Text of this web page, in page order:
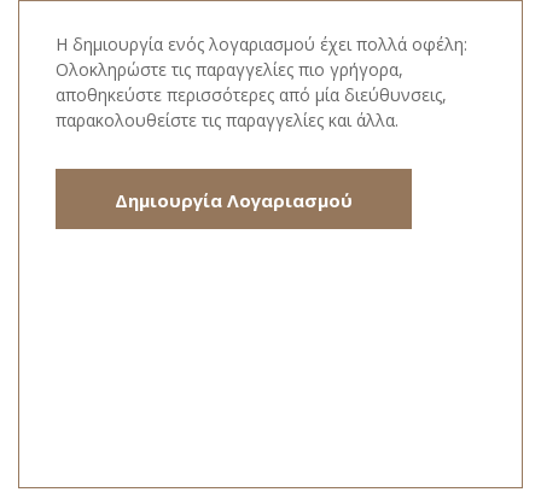
Η δημιουργία ενός λογαριασμού έχει πολλά οφέλη:
Ολοκληρώστε τις παραγγελίες πιο γρήγορα,
αποθηκεύστε περισσότερες από μία διεύθυνσεις,
παρακολουθείστε τις παραγγελίες και άλλα.
Δημιουργία Λογαριασμού